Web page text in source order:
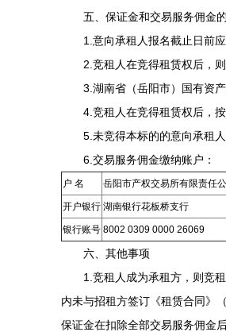
五、保证金和交易服务佣金
1.意向承租人报名截止日前应
2.竞租人在竞得租赁权后，则
3.湖南省（岳阳市）国有资产
4.竞租人在竞得租赁权后，按
5.未竞得本标的的意向承租人
6.交易服务佣金缴纳账户：
户 名 岳阳市产权交易所有限责任
开户银行 湖南银行花板桥支行
银行账号 8002 0309 0000 26069
六、其他事项
1.竞租人成为承租方，则竞租
内未与招租方签订《租赁合同》
保证金在扣除全部交易服务佣金